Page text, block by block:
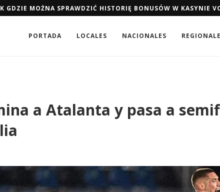
GDZIE MOŻNA SPRAWDZIĆ HISTORIĘ BONUSÓW W KASYNIE
PORTADA LOCALES NACIONALES
a Atalanta y pasa a